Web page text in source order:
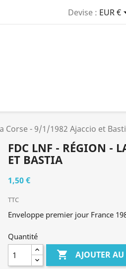
Devise : EUR €
Corse - 9/1/1982 Ajaccio et
FDC LNF - RÉGION -
ET BASTIA
1,50 €
TTC
Enveloppe premier jour France
Quantité
 AJOUTER